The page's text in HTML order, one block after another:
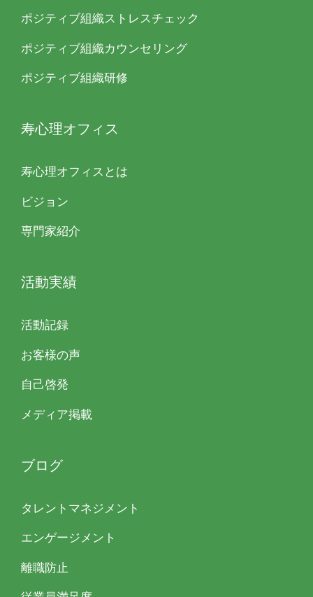
ポジティブ組織ストレスチェック
ポジティブ組織カウンセリング
ポジティブ組織研修
寿心理オフィス
寿心理オフィスとは
ビジョン
専門家紹介
活動実績
活動記録
お客様の声
自己啓発
メディア掲載
ブログ
タレントマネジメント
エンゲージメント
離職防止